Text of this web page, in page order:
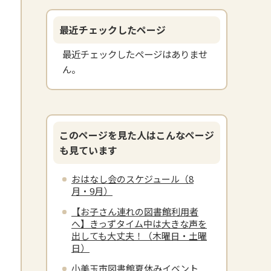
最近チェックしたページ
最近チェックしたページはありませ
ん。
このページを見た人はこんなページ
も見ています
おはなし会のスケジュール（8
月・9月）
【お子さん連れの図書館利用者
へ】きっずタイム中は大きな声を
出しても大丈夫！（木曜日・土曜
日）
小美玉市図書館夏休みイベント